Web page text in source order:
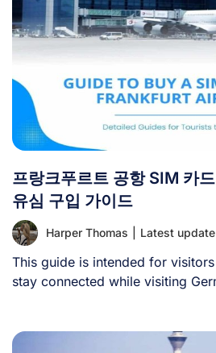
프랑크푸르트 공항 SIM 카
유심 구입 가이드
Harper Thomas Latest
This guide is intended for
stay connected while visiting